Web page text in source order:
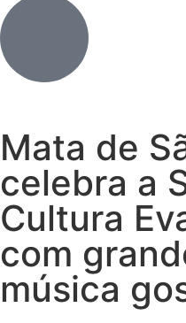
Mata de
celebra a
Cultura
com
música